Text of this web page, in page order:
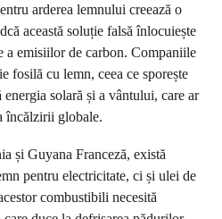
arderea lemnului creează o
această soluție falsă înlocuiește
a emisiilor de carbon. Companiile
fosilă cu lemn, ceea ce sporește
solară și a vântului, care ar
încălzirii globale.
și Guyana Franceză, există
pentru electricitate, ci și ulei de
combustibili necesită